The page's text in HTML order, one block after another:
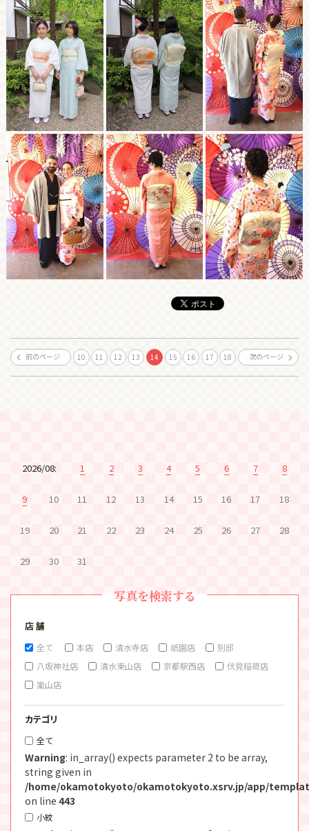
前のページ 10 11 12 13 14 15 16 17 18 次のページ
2026/08: 1 2 3 4 5 6 7 8
9 10 11 12 13 14 15 16 17 18
19 20 21 22 23 24 25 26 27 28
29 30 31
写真を検索する
店 舗
全て 本店 清水寺店 祇園店
別邸
八坂神社店
清水東山店 京都駅西店
伏見稲荷店
嵐山店
カテゴリ
全て
Warning: in_array() expects parameter 2 to be array,
string given in
/home/okamotokyoto/okamotokyoto.xsrv.jp/app/
on line 443
小紋